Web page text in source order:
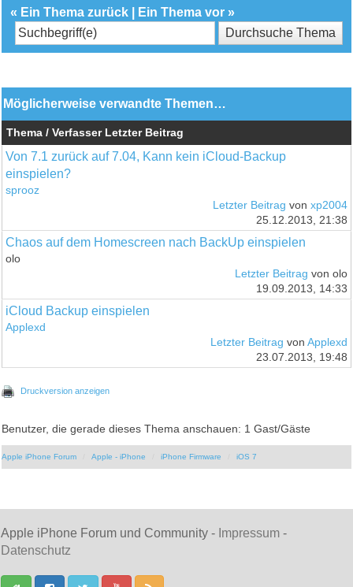
« Ein Thema zurück Ein Thema vor »
Möglicherweise verwandte Themen…
Thema / Verfasser Letzter Beitrag
Von 7.1 zurück auf 7.04, Kann kein iCloud-Backup
einspielen?
sprooz
Letzter Beitrag von xp2004
25.12.2013, 21:38
Chaos auf dem Homescreen nach BackUp einspielen
olo
Letzter Beitrag von olo
19.09.2013, 14:33
iCloud Backup einspielen
Applexd
Letzter Beitrag von Applexd
23.07.2013, 19:48
Druckversion anzeigen
Benutzer, die gerade dieses Thema anschauen: 1 Gast/Gäste
Apple iPhone Forum Apple - iPhone iPhone Firmware iOS 7
Apple iPhone Forum und Community - Impressum -
Datenschutz